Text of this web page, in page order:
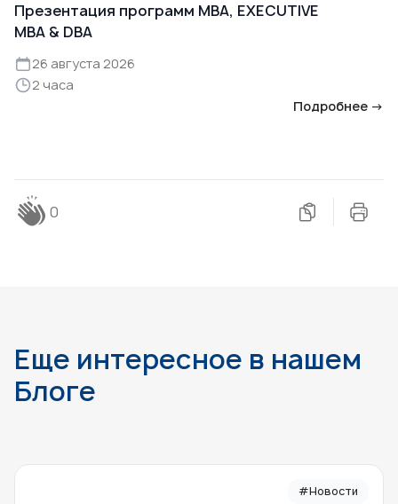
Презентация программ MBA, EXECUTIVE
MBA & DBA
26 августа 2026
2 часа
Подробнее →
0
Еще интересное в нашем
Блоге
#Новости